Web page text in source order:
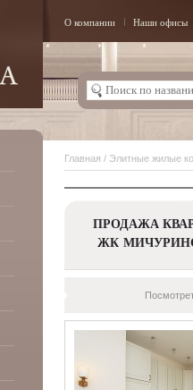
О компании Наши офисы
Главная / Элитные жилые
ПРОДАЖА
ЖК